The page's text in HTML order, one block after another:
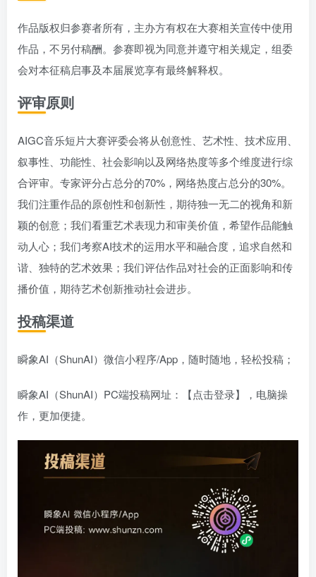
作品版权归参赛者所有，主办方有权在大赛相关宣传中使用
作品，不另付稿酬。参赛即视为同意并遵守相关规定，组委
会对本征稿启事及本届展览享有最终解释权。
评审原则
AIGC音乐短片大赛评委会将从创意性、艺术性、技术应用、
叙事性、功能性、社会影响以及网络热度等多个维度进行综
合评审。专家评分占总分的70%，网络热度占总分的30%。
我们注重作品的原创性和创新性，期待独一无二的视角和新
颖的创意；我们看重艺术表现力和审美价值，希望作品能触
动人心；我们考察AI技术的运用水平和融合度，追求自然和
谐、独特的艺术效果；我们评估作品对社会的正面影响和传
播价值，期待艺术创新推动社会进步。
投稿渠道
瞬象AI（ShunAI）微信小程序/App，随时随地，轻松投稿；
瞬象AI（ShunAI）PC端投稿网址：【点击登录】，电脑操
作，更加便捷。